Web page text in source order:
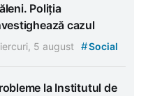
Poliția
cazul
5 august #Social
la Institutul de